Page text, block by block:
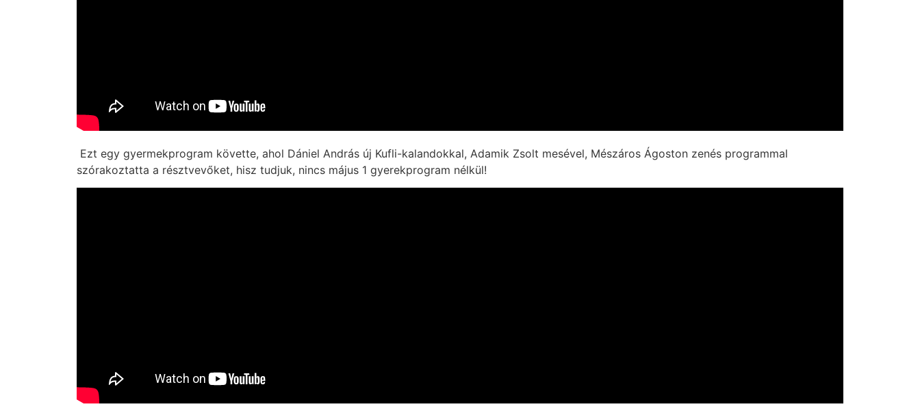
Ezt egy gyermekprogram követte, ahol Dániel András új Kufli-kalandokkal, Adamik Zsolt mesével, Mészáros Ágoston zenés programmal
szórakoztatta a résztvevőket, hisz tudjuk, nincs május 1 gyerekprogram nélkül!